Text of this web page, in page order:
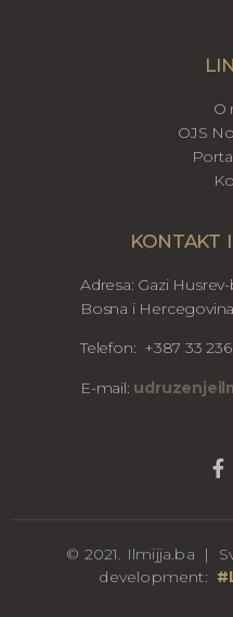
O
OJS
KONTAKT
Adresa: Gazi
Bosna i Hercegovina
Telefon: +387 33
E-mail:
© 2021. Ilmijja.ba |
development: